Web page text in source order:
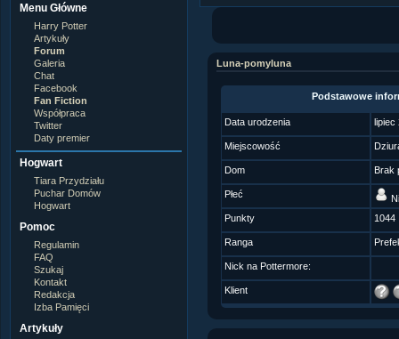
Menu Główne
Harry Potter
Artykuły
Forum
Galeria
Chat
Facebook
Fan Fiction
Współpraca
Twitter
Daty premier
Hogwart
Tiara Przydziału
Puchar Domów
Hogwart
Pomoc
Regulamin
FAQ
Szukaj
Kontakt
Redakcja
Izba Pamięci
Artykuły
Luna-pomyluna
Podstawowe
Data urodzenia lipiec
Miejscowość
Dom Brak
Płeć
Punkty
1044
Ranga
Nick na Pottermore:
Klient